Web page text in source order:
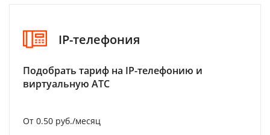
IP-телефония
Подобрать тариф на IP-телефонию и
виртуальную АТС
От 0.50 руб./месяц